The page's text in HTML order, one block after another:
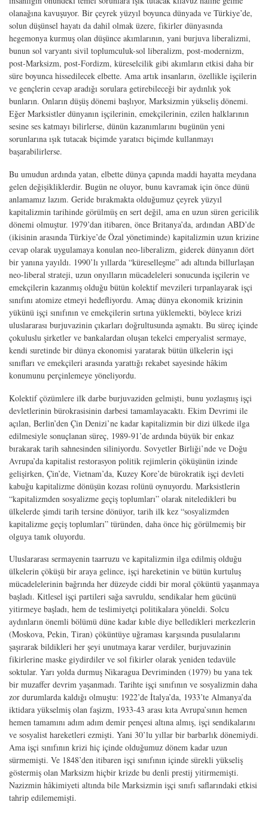
olanağına kavuşuyor. Bir çeyrek yüzyıl boyunca dünyada ve Türkiye’de,
solun düşünsel hayatı da dahil olmak üzere, fikirler dünyasında
hegemonya kurmuş olan düşünce akımlarının, yani burjuva liberalizmi,
bunun sol varyantı sivil toplumculuk-sol liberalizm, post-modernizm,
post-Marksizm, post-Fordizm, küreselcilik gibi akımların etkisi daha bir
süre boyunca hissedilecek elbette. Ama artık insanların, özellikle işçilerin
ve gençlerin cevap aradığı sorulara getirebileceği bir aydınlık yok
bunların. Onların düşüş dönemi başlıyor, Marksizmin yükseliş dönemi.
Eğer Marksistler dünyanın işçilerinin, emekçilerinin, ezilen halklarının
sesine ses katmayı bilirlerse, dünün kazanımlarını bugünün yeni
sorunlarına ışık tutacak biçimde yaratıcı biçimde kullanmayı
başarabilirlerse.
Bu umudun ardında yatan, elbette dünya çapında maddi hayatta meydana
gelen değişikliklerdir. Bugün ne oluyor, bunu kavramak için önce dünü
anlamamız lazım. Geride bırakmakta olduğumuz çeyrek yüzyıl
kapitalizmin tarihinde görülmüş en sert değil, ama en uzun süren gericilik
dönemi olmuştur. 1979’dan itibaren, önce Britanya’da, ardından ABD’de
(ikisinin arasında Türkiye’de Özal yönetiminde) kapitalizmin uzun krizine
cevap olarak uygulamaya konulan neo-liberalizm, giderek dünyanın dört
bir yanına yayıldı. 1990’lı yıllarda “küreselleşme” adı altında billurlaşan
neo-liberal strateji, uzun onyılların mücadeleleri sonucunda işçilerin ve
emekçilerin kazanmış olduğu bütün kolektif mevzileri tırpanlayarak işçi
sınıfını atomize etmeyi hedefliyordu. Amaç dünya ekonomik krizinin
yükünü işçi sınıfının ve emekçilerin sırtına yüklemekti, böylece krizi
uluslararası burjuvazinin çıkarları doğrultusunda aşmaktı. Bu süreç içinde
çokuluslu şirketler ve bankalardan oluşan tekelci emperyalist sermaye,
kendi suretinde bir dünya ekonomisi yaratarak bütün ülkelerin işçi
sınıfları ve emekçileri arasında yarattığı rekabet sayesinde hâkim
konumunu perçinlemeye yöneliyordu.
Kolektif çözümlere ilk darbe burjuvaziden gelmişti, bunu yozlaşmış işçi
devletlerinin bürokrasisinin darbesi tamamlayacaktı. Ekim Devrimi ile
açılan, Berlin’den Çin Denizi’ne kadar kapitalizmin bir dizi ülkede ilga
edilmesiyle sonuçlanan süreç, 1989-91’de ardında büyük bir enkaz
bırakarak tarih sahnesinden siliniyordu. Sovyetler Birliği’nde ve Doğu
Avrupa’da kapitalist restorasyon politik rejimlerin çöküşünün izinde
gelişirken, Çin’de, Vietnam’da, Kuzey Kore’de bürokratik işçi devleti
kabuğu kapitalizme dönüşün kozası rolünü oynuyordu. Marksistlerin
“kapitalizmden sosyalizme geçiş toplumları” olarak niteledikleri bu
ülkelerde şimdi tarih tersine dönüyor, tarih ilk kez “sosyalizmden
kapitalizme geçiş toplumları” türünden, daha önce hiç görülmemiş bir
olguya tanık oluyordu.
Uluslararası sermayenin taarruzu ve kapitalizmin ilga edilmiş olduğu
ülkelerin çöküşü bir araya gelince, işçi hareketinin ve bütün kurtuluş
mücadelelerinin bağrında her düzeyde ciddi bir moral çöküntü yaşanmaya
başladı. Kitlesel işçi partileri sağa savruldu, sendikalar hem gücünü
yitirmeye başladı, hem de teslimiyetçi politikalara yöneldi. Solcu
aydınların önemli bölümü düne kadar kıble diye belledikleri merkezlerin
(Moskova, Pekin, Tiran) çöküntüye uğraması karşısında pusulalarını
şaşırarak bildikleri her şeyi unutmaya karar verdiler, burjuvazinin
fikirlerine maske giydirdiler ve sol fikirler olarak yeniden tedavüle
soktular. Yarı yolda durmuş Nikaragua Devriminden (1979) bu yana tek
bir muzaffer devrim yaşanmadı. Tarihte işçi sınıfının ve sosyalizmin daha
zor durumlarda kaldığı olmuştu: 1922’de İtalya’da, 1933’te Almanya’da
iktidara yükselmiş olan faşizm, 1933-43 arası kıta Avrupa’sının hemen
hemen tamamını adım adım demir pençesi altına almış, işçi sendikalarını
ve sosyalist hareketleri ezmişti. Yani 30’lu yıllar bir barbarlık dönemiydi.
Ama işçi sınıfının krizi hiç içinde olduğumuz dönem kadar uzun
sürmemişti. Ve 1848’den itibaren işçi sınıfının içinde sürekli yükseliş
göstermiş olan Marksizm hiçbir krizde bu denli prestij yitirmemişti.
Nazizmin hâkimiyeti altında bile Marksizmin işçi sınıfı saflarındaki etkisi
tahrip edilememişti.